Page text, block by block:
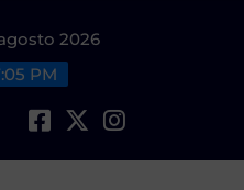
2026
PM